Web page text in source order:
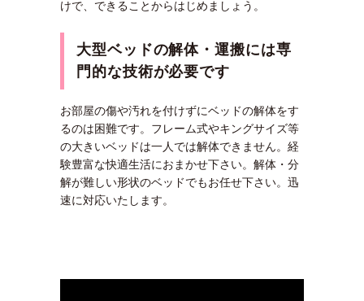
けで、できることからはじめましょう。
大型ベッドの解体・運搬には専
門的な技術が必要です
お部屋の傷や汚れを付けずにベッドの解体をす
るのは困難です。フレーム式やキングサイズ等
の大きいベッドは一人では解体できません。経
験豊富な快適生活におまかせ下さい。解体・分
解が難しい形状のベッドでもお任せ下さい。迅
速に対応いたします。